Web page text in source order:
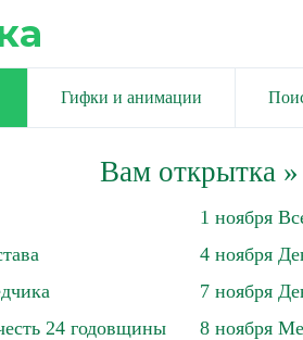
Гифки и анимации
Вам открытка»
1 ноября
4 ноября
7 ноября
24 годовщины
8 ноября